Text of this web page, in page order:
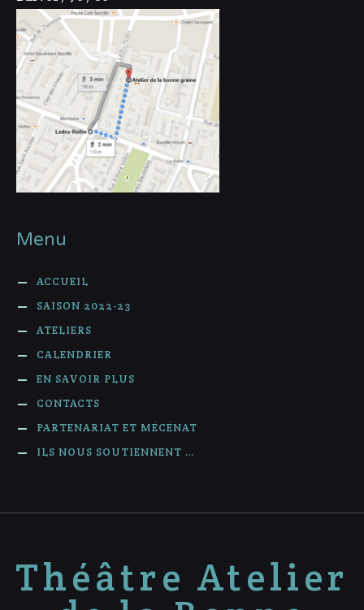
Menu
ACCUEIL
SAISON 2022-23
ATELIERS
CALENDRIER
EN SAVOIR PLUS
CONTACTS
PARTENARIAT ET MÉCÉNAT
ILS NOUS SOUTIENNENT …
Théâtre Atelier